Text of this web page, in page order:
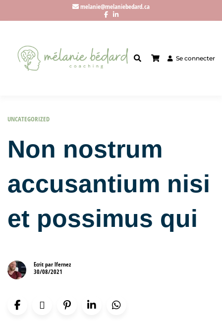
melanie@melaniebedard.ca
Se connecter
UNCATEGORIZED
Non nostrum
accusantium nisi
et possimus qui
Ecrit parlfernez
30/08/2021